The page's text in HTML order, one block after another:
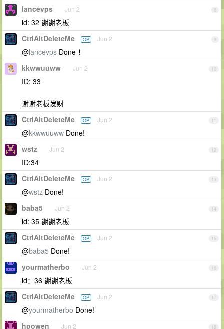
8
lancevps Jun 2
id: 32 谢谢老板
9
CtrlAltDeleteMe OP Jun 2
@lancevps Done ！
10
kkwwuuww Jun 2
ID: 33
谢谢老板发财
11
CtrlAltDeleteMe OP Jun 2
@kkwwuuww Done!
12
wstz Jun 2
ID:34
13
CtrlAltDeleteMe OP Jun 2
@wstz Done!
14
baba5 Jun 2
id: 35 谢谢老板
15
CtrlAltDeleteMe OP Jun 2
@baba5 Done!
16
yourmatherbo Jun 2
id：36 谢谢老板
17
CtrlAltDeleteMe OP Jun 2
@yourmatherbo Done!
18
hpowen Jun 2